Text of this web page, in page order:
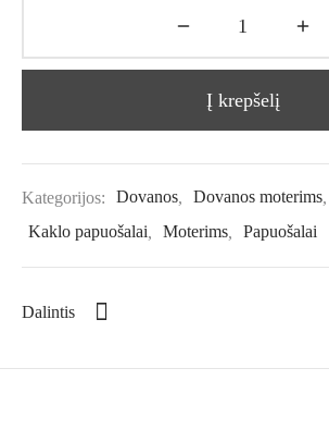
Į krepšelį
Kategorijos: Dovanos, Dovanos moterims,
Kaklo papuošalai, Moterims, Papuošalai
Dalintis